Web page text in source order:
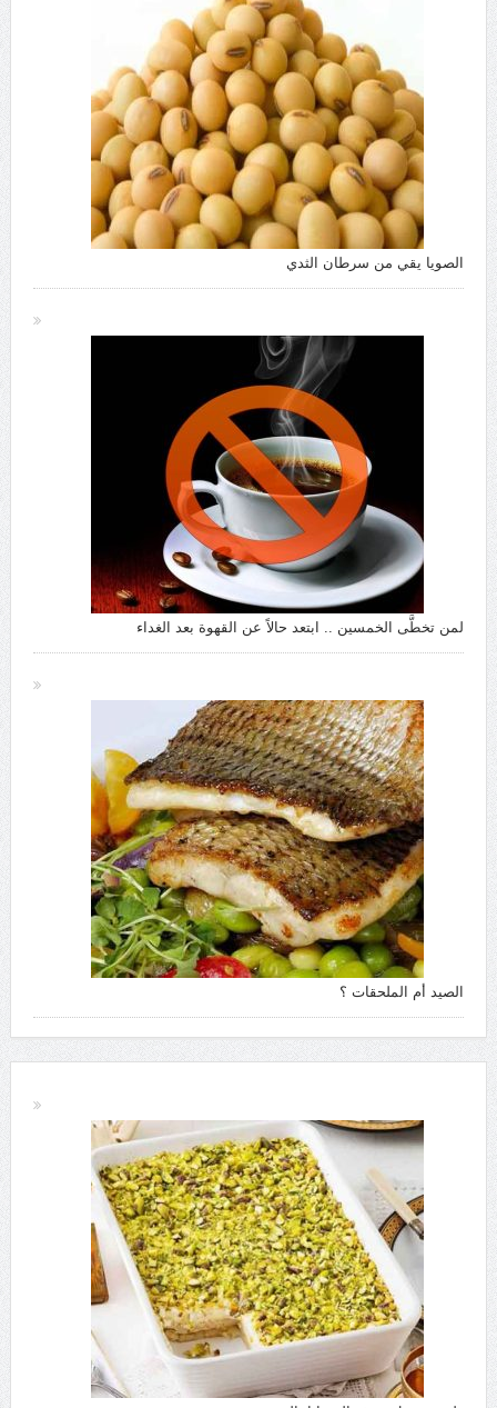
الصويا يقي من سرطان الثدي
لمن تخطَّى الخمسين .. ابتعد حالاً عن القهوة بعد الغداء
الصيد أم الملحقات ؟